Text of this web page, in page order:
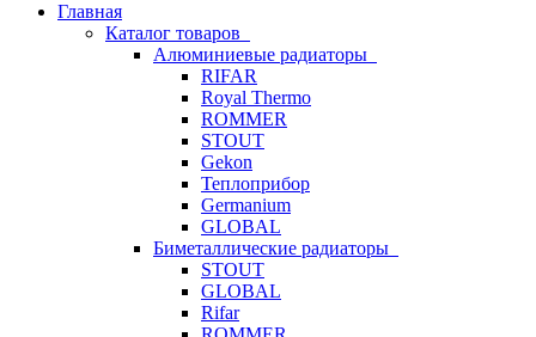
Главная
Каталог товаров
Алюминиевые радиаторы
RIFAR
Royal Thermo
ROMMER
STOUT
Gekon
Теплоприбор
Germanium
GLOBAL
Биметаллические радиаторы
STOUT
GLOBAL
Rifar